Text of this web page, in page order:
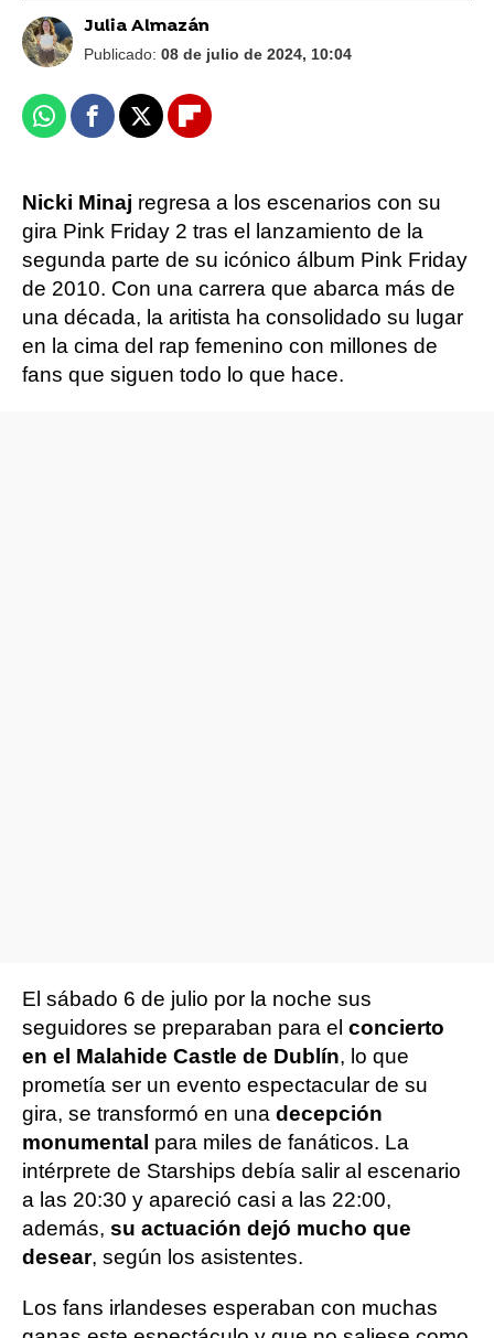
Julia Almazán
Publicado: 08 de julio de 2024, 10:04
WhatsappFacebook
X Flipboard
Nicki Minaj regresa a los escenarios con su
gira Pink Friday 2 tras el lanzamiento de la
segunda parte de su icónico álbum Pink Friday
de 2010. Con una carrera que abarca más de
una década, la aritista ha consolidado su lugar
en la cima del rap femenino con millones de
fans que siguen todo lo que hace.
El sábado 6 de julio por la noche sus
seguidores se preparaban para el concierto
en el Malahide Castle de Dublín, lo que
prometía ser un evento espectacular de su
gira, se transformó en una decepción
monumental para miles de fanáticos. La
intérprete de Starships debía salir al escenario
a las 20:30 y apareció casi a las 22:00,
además, su actuación dejó mucho que
desear, según los asistentes.
Los fans irlandeses esperaban con muchas